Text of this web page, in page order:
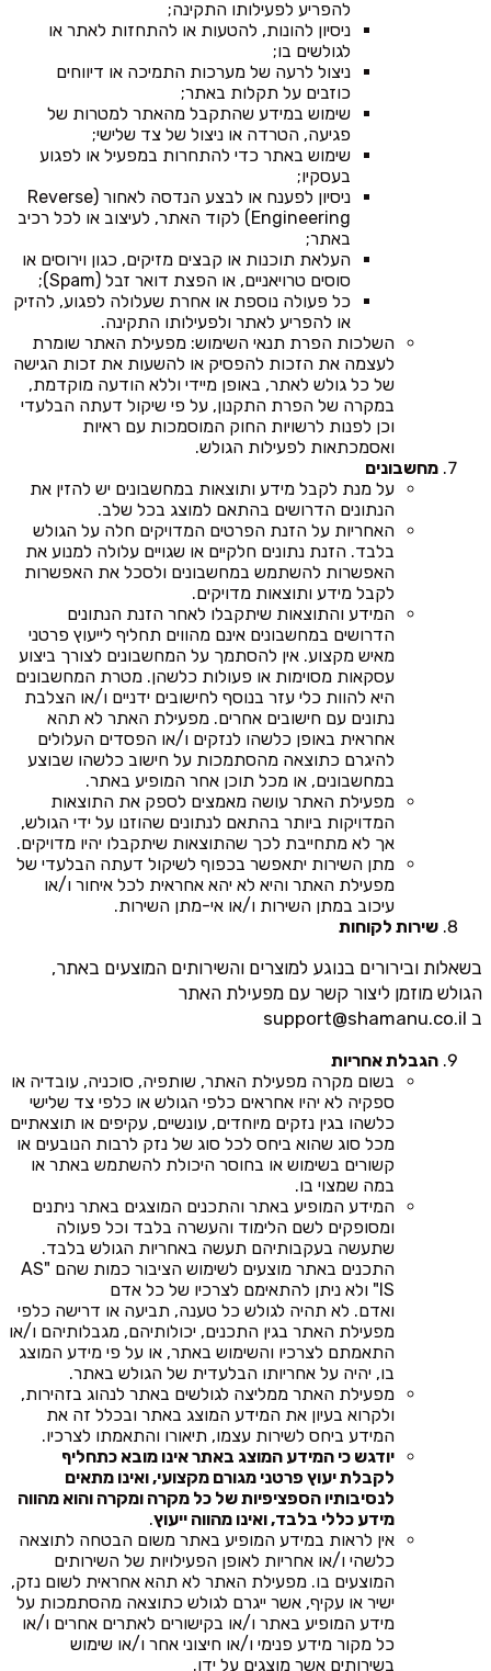
להפריע לפעילותו התקינה;
ניסיון להונות, להטעות או להתחזות לאתר או
לגולשים בו;
ניצול לרעה של מערכות התמיכה או דיווחים
כוזבים על תקלות באתר;
שימוש במידע שהתקבל מהאתר למטרות של
פגיעה, הטרדה או ניצול של צד שלישי;
שימוש באתר כדי להתחרות במפעיל או לפגוע
בעסקיו;
ניסיון לפענח או לבצע הנדסה לאחור (Reverse
Engineering) לקוד האתר, לעיצוב או לכל רכיב
באתר;
העלאת תוכנות או קבצים מזיקים, כגון וירוסים או
סוסים טרויאניים, או הפצת דואר זבל (Spam);
כל פעולה נוספת או אחרת שעלולה לפגוע, להזיק
או להפריע לאתר ולפעילותו התקינה.
השלכות הפרת תנאי השימוש: מפעילת האתר שומרת
לעצמה את הזכות להפסיק או להשעות את זכות הגישה
של כל גולש לאתר, באופן מיידי וללא הודעה מוקדמת,
במקרה של הפרת התקנון, על פי שיקול דעתה הבלעדי
וכן לפנות לרשויות החוק המוסמכות עם ראיות
ואסמכתאות לפעילות הגולש.
מחשבונים
על מנת לקבל מידע ותוצאות במחשבונים יש להזין את
הנתונים הדרושים בהתאם למוצג בכל שלב.
האחריות על הזנת הפרטים המדויקים חלה על הגולש
בלבד. הזנת נתונים חלקיים או שגויים עלולה למנוע את
האפשרות להשתמש במחשבונים ולסכל את האפשרות
לקבל מידע ותוצאות מדויקים.
המידע והתוצאות שיתקבלו לאחר הזנת הנתונים
הדרושים במחשבונים אינם מהווים תחליף לייעוץ פרטני
מאיש מקצוע. אין להסתמך על המחשבונים לצורך ביצוע
עסקאות מסוימות או פעולות כלשהן. מטרת המחשבונים
היא להוות כלי עזר בנוסף לחישובים ידניים ו/או הצלבת
נתונים עם חישובים אחרים. מפעילת האתר לא תהא
אחראית באופן כלשהו לנזקים ו/או הפסדים העלולים
להיגרם כתוצאה מהסתמכות על חישוב כלשהו שבוצע
במחשבונים, או מכל תוכן אחר המופיע באתר.
מפעילת האתר עושה מאמצים לספק את התוצאות
המדויקות ביותר בהתאם לנתונים שהוזנו על ידי הגולש,
אך לא מתחייבת לכך שהתוצאות שיתקבלו יהיו מדויקים.
מתן השירות יתאפשר בכפוף לשיקול דעתה הבלעדי של
מפעילת האתר והיא לא יהא אחראית לכל איחור ו/או
עיכוב במתן השירות ו/או אי-מתן השירות.
שירות לקוחות
בשאלות ובירורים בנוגע למוצרים והשירותים המוצעים באתר,
הגולש מוזמן ליצור קשר עם מפעילת האתר
ב support@shamanu.co.il
הגבלת אחריות
בשום מקרה מפעילת האתר, שותפיה, סוכניה, עובדיה או
ספקיה לא יהיו אחראים כלפי הגולש או כלפי צד שלישי
כלשהו בגין נזקים מיוחדים, עונשיים, עקיפים או תוצאתיים
מכל סוג שהוא ביחס לכל סוג של נזק לרבות הנובעים או
קשורים בשימוש או בחוסר היכולת להשתמש באתר או
במה שמצוי בו.
המידע המופיע באתר והתכנים המוצגים באתר ניתנים
ומסופקים לשם הלימוד והעשרה בלבד וכל פעולה
שתעשה בעקבותיהם תעשה באחריות הגולש בלבד.
התכנים באתר מוצעים לשימוש הציבור כמות שהם "AS
IS" ולא ניתן להתאימם לצרכיו של כל אדם
ואדם. לא תהיה לגולש כל טענה, תביעה או דרישה כלפי
מפעילת האתר בגין התכנים, יכולותיהם, מגבלותיהם ו/או
התאמתם לצרכיו והשימוש באתר, או על פי מידע המוצג
בו, יהיה על אחריותו הבלעדית של הגולש באתר.
מפעילת האתר ממליצה לגולשים באתר לנהוג בזהירות,
ולקרוא בעיון את המידע המוצג באתר ובכלל זה את
המידע ביחס לשירות עצמו, תיאורו והתאמתו לצרכיו.
יודגש כי המידע המוצג באתר אינו מובא כתחליף
לקבלת יעוץ פרטני מגורם מקצועי, ואינו מתאים
לנסיבותיו הספציפיות של כל מקרה ומקרה והוא מהווה
מידע כללי בלבד, ואינו מהווה ייעוץ.
אין לראות במידע המופיע באתר משום הבטחה לתוצאה
כלשהי ו/או אחריות לאופן הפעילויות של השירותים
המוצעים בו. מפעילת האתר לא תהא אחראית לשום נזק,
ישיר או עקיף, אשר ייגרם לגולש כתוצאה מהסתמכות על
מידע המופיע באתר ו/או בקישורים לאתרים אחרים ו/או
כל מקור מידע פנימי ו/או חיצוני אחר ו/או שימוש
בשירותים אשר מוצגים על ידו.